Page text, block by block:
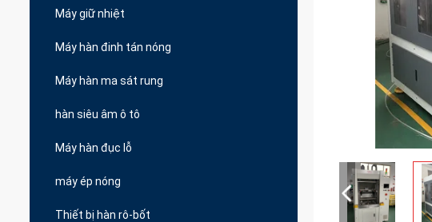
Máy giữ nhiệt
Máy hàn đinh tán nóng
Máy hàn ma sát rung
hàn siêu âm ô tô
Máy hàn đục lỗ
máy ép nóng
Thiết bị hàn rô-bốt